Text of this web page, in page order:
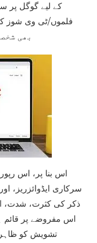
کے لیے گوگل پر
اس بنا پر، اس
سرکاری ایڈوائزریز،
ذکر کی کثرت، شدت،
اس مفروضے پر قائم
تشویش کو ظاہر